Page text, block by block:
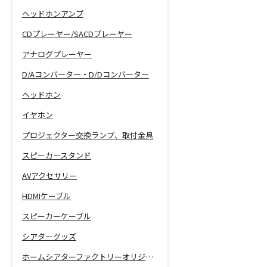
ヘッドホンアンプ
CDプレーヤー/SACDプレーヤー
アナログプレーヤー
D/Aコンバーター・D/Dコンバーター
ヘッドホン
イヤホン
プロジェクター交換ランプ、取付金具
スピーカースタンド
AVアクセサリー
HDMIケーブル
スピーカーケーブル
シアターグッズ
ホームシアターファクトリーオリジナル商品